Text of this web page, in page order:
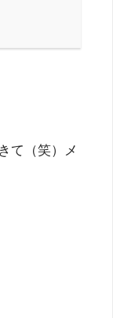
て（笑）メ